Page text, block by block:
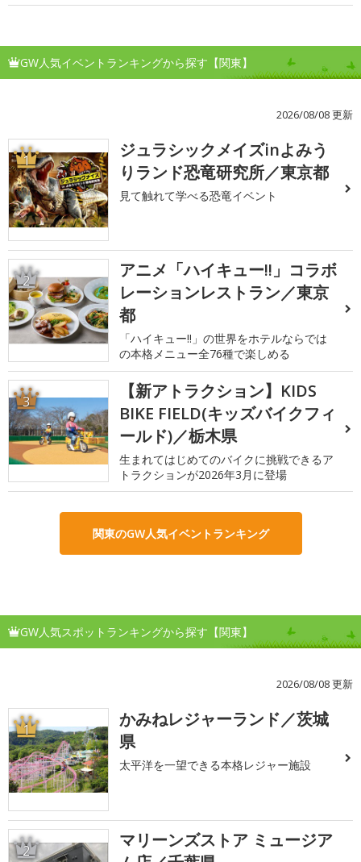
GW人気イベントランキングから探す【関東】
2026/08/08 更新
1
ジュラシックメイズinよみう
りランド恐竜研究所／東京都
見て触れて学べる恐竜イベント
2
アニメ「ハイキュー!!」コラボ
レーションレストラン／東京
都
「ハイキュー!!」の世界をホテルならでは
の本格メニュー全76種で楽しめる
3
【新アトラクション】KIDS
BIKE FIELD(キッズバイクフィ
ールド)／栃木県
生まれてはじめてのバイクに挑戦できるア
トラクションが2026年3月に登場
関東のGW人気イベントランキング
GW人気スポットランキングから探す【関東】
2026/08/08 更新
1
かみねレジャーランド／茨城
県
太平洋を一望できる本格レジャー施設
2
マリーンズストア ミュージア